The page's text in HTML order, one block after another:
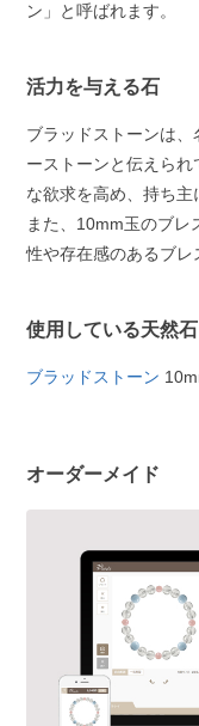
ン」と呼ばれます。
活力を与える石
ブラッドストーンは
ーストーンと伝えら
な欲求を高め、持ち主
また、10mm玉のブレ
性や存在感のあるブレ
使用している天然石
ブラッドストーン
オーダーメイド